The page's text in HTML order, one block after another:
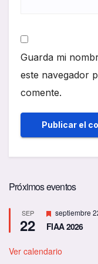
Guarda mi
este navegador
comente.
Próximos eventos
SEP
22
D
e
s
a
septiembre
FIAA 2026
Ver calendario